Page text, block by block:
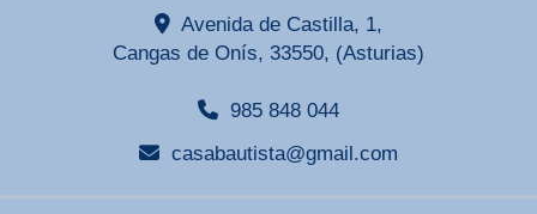
Avenida de Castilla, 1,
Cangas de Onís, 33550, (Asturias)
985 848 044
casabautista
gmail.com